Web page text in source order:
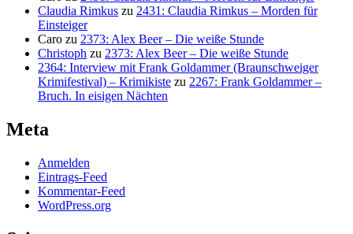
Claudia Rimkus zu 2431: Claudia Rimkus – Morden für
Einsteiger
Caro zu 2373: Alex Beer – Die weiße Stunde
Christoph zu 2373: Alex Beer – Die weiße Stunde
2364: Interview mit Frank Goldammer (Braunschweiger
Krimifestival) – Krimikiste zu 2267: Frank Goldammer –
Bruch. In eisigen Nächten
Meta
Anmelden
Eintrags-Feed
Kommentar-Feed
WordPress.org